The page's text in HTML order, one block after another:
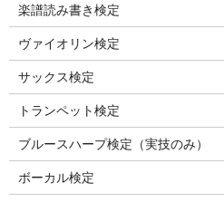
楽譜読み書き検定
ヴァイオリン検定
サックス検定
トランペット検定
ブルースハープ検定（実技のみ）
ボーカル検定